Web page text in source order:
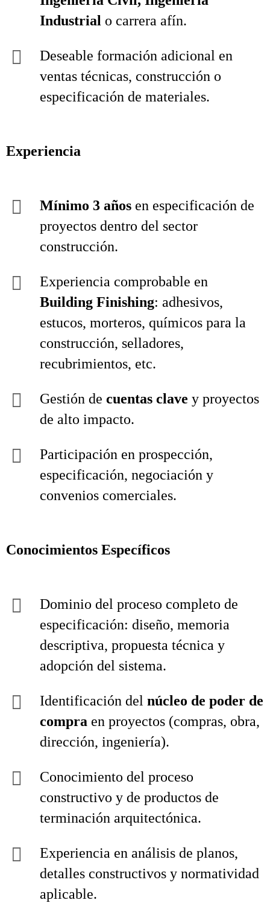
Industrial o carrera afín.
Deseable formación adicional en
ventas técnicas, construcción o
especificación de materiales.
Experiencia
Mínimo 3 años en especificación de
proyectos dentro del sector
construcción.
Experiencia comprobable en
Building Finishing: adhesivos,
estucos, morteros, químicos para la
construcción, selladores,
recubrimientos, etc.
Gestión de cuentas clave y proyectos
de alto impacto.
Participación en prospección,
especificación, negociación y
convenios comerciales.
Conocimientos Específicos
Dominio del proceso completo de
especificación: diseño, memoria
descriptiva, propuesta técnica y
adopción del sistema.
Identificación del núcleo de poder de
compra en proyectos (compras, obra,
dirección, ingeniería).
Conocimiento del proceso
constructivo y de productos de
terminación arquitectónica.
Experiencia en análisis de planos,
detalles constructivos y normatividad
aplicable.